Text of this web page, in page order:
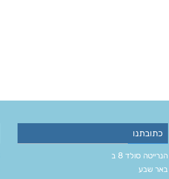
כתובתנו
הנרייטה סולד 8 ב‏
‏באר שבע‏